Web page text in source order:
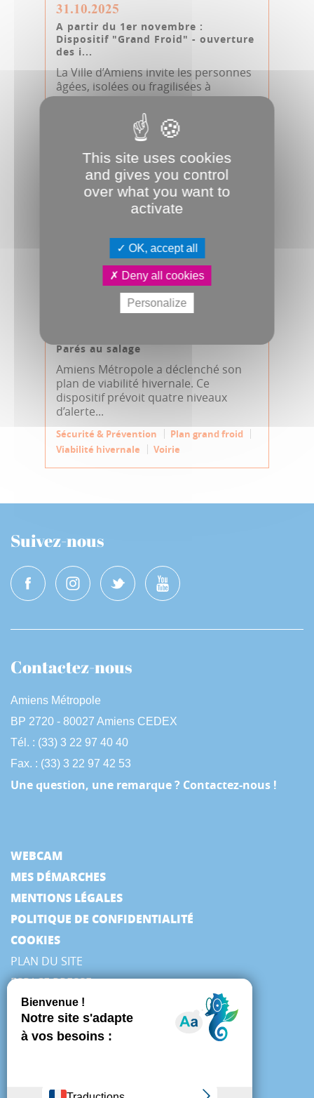
31.10.2025
A partir du 1er novembre :
Dispositif "Grand Froid" - ouverture
des i...
La Ville d’Amiens invite les personnes
âgées, isolées ou fragilisées à
s’inscrire au registre communal des...
Communiqué
Inscriptions
Plan grand froid
Parés au salage
Amiens Métropole a déclenché son
plan de viabilité hivernale. Ce
dispositif prévoit quatre niveaux
d’alerte...
Sécurité & Prévention
Plan grand froid
Viabilité hivernale
Voirie
Suivez-nous
Contactez-nous
Amiens Métropole
BP 2720 - 80027 Amiens CEDEX
Tél. : (33) 3 22 97 40 40
Fax. : (33) 3 22 97 42 53
Une question, une remarque ? Contactez-nous !
WEBCAM
MES DÉMARCHES
MENTIONS LÉGALES
POLITIQUE DE CONFIDENTIALITÉ
COOKIES
PLAN DU SITE
ESPACE PRESSE
This site uses cookies
and gives you control
over what you want to
activate
OK, accept all
Deny all cookies
Personalize